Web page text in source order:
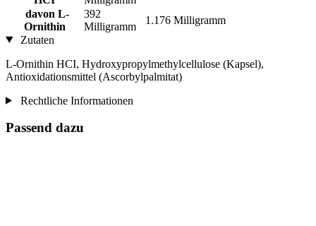
davon L-
Ornithin
392
Milligramm
1.176 Milligramm
Zutaten
L-Ornithin HCI, Hydroxypropylmethylcellulose (Kapsel),
Antioxidationsmittel (Ascorbylpalmitat)
Rechtliche Informationen
Passend dazu